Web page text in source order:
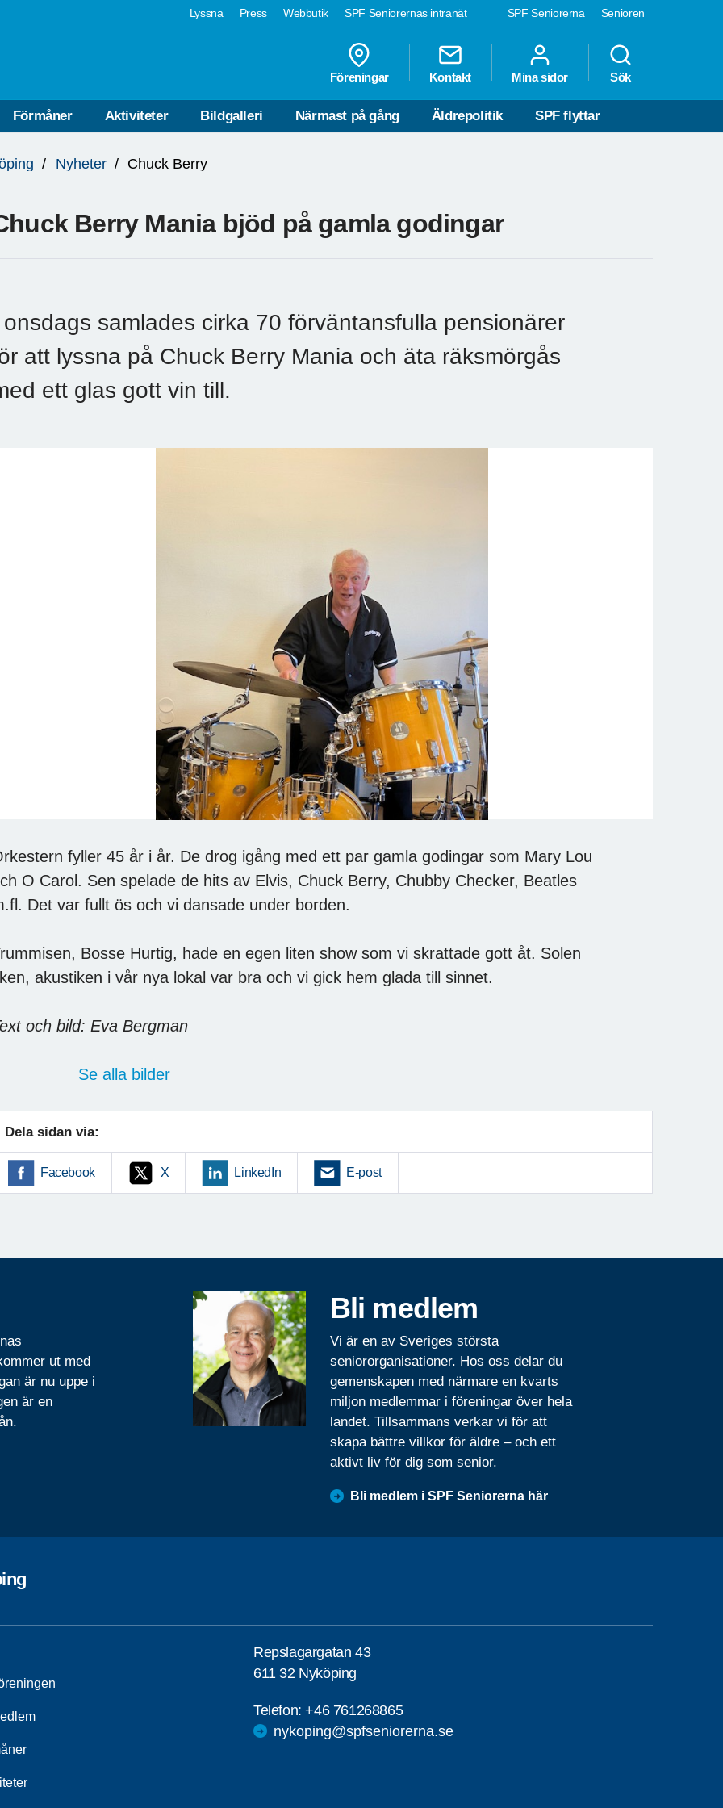
SPF Seniorerna Senioren
Lyssna Press Webbutik SPF Seniorernas intranät
Föreningar Kontakt Mina sidor Sök
Förmåner Aktiviteter Bildgalleri Närmast på gång Äldrepolitik SPF flyttar
Nyheter Chuck Berry
Berry Mania bjöd på gamla godingar
samlades cirka 70 förväntansfulla pensionärer
att lyssna på Chuck Berry Mania och äta räksmörgås
ett glas gott vin till.
fyller 45 år i år. De drog igång med ett par gamla godingar som Mary Lou
O Carol. Sen spelade de hits av Elvis, Chuck Berry, Chubby Checker, Beatles
Det var fullt ös och vi dansade under borden.
Bosse Hurtig, hade en egen liten show som vi skrattade gott åt. Solen
akustiken i vår nya lokal var bra och vi gick hem glada till sinnet.
och bild: Eva Bergman
Se alla bilder
Dela sidan via:
Facebook X LinkedIn E-post
ut med
är nu uppe i
är en
Bli medlem
Vi är en av Sveriges största
seniororganisationer. Hos oss delar du
gemenskapen med närmare en kvarts
miljon medlemmar i föreningar över hela
landet. Tillsammans verkar vi för att
skapa bättre villkor för äldre – och ett
aktivt liv för dig som senior.
Bli medlem i SPF Seniorerna här
Repslagargatan 43
611 32 Nyköping
Telefon:+46 761268865
nykoping@spfseniorerna.se